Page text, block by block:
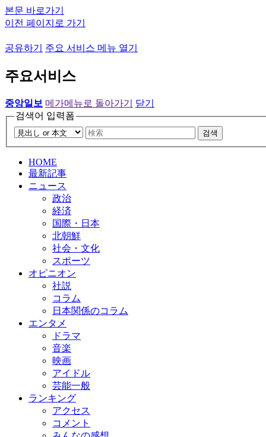
본문 바로가기
이전 페이지로 가기
공유하기 주요 서비스 메뉴 열기
주요서비스
중앙일보 메가메뉴로 돌아가기
닫기
검색어 입력폼
검색
HOME
最新記事
ニュース
政治
経済
国際・日本
北朝鮮
社会・文化
スポーツ
オピニオン
社説
コラム
日本関係のコラム
エンタメ
ドラマ
音楽
映画
アイドル
芸能一般
ランキング
アクセス
コメント